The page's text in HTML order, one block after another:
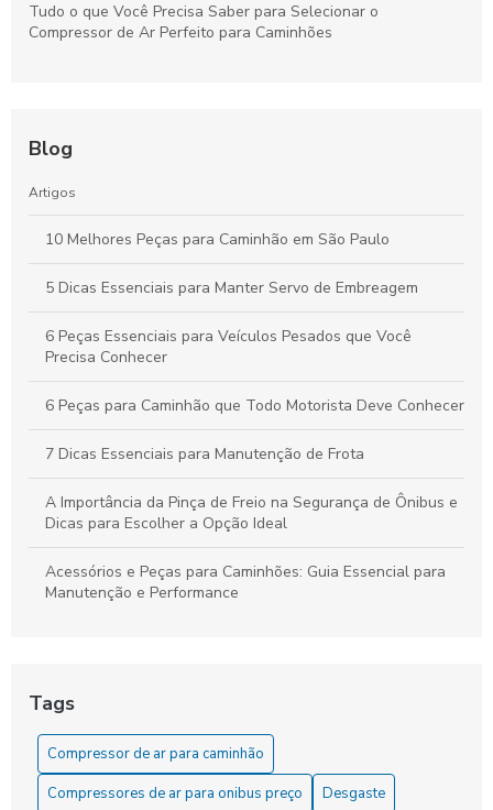
Tudo o que Você Precisa Saber para Selecionar o
Compressor de Ar Perfeito para Caminhões
Blog
Artigos
10 Melhores Peças para Caminhão em São Paulo
5 Dicas Essenciais para Manter Servo de Embreagem
6 Peças Essenciais para Veículos Pesados que Você
Precisa Conhecer
6 Peças para Caminhão que Todo Motorista Deve Conhecer
7 Dicas Essenciais para Manutenção de Frota
A Importância da Pinça de Freio na Segurança de Ônibus e
Dicas para Escolher a Opção Ideal
Acessórios e Peças para Caminhões: Guia Essencial para
Manutenção e Performance
Como Comprar o Melhor Servo de Embreagem para Seu
Veículo
Tags
Compressor de ar para caminhão
Compressores de ar para onibus preço
Desgaste